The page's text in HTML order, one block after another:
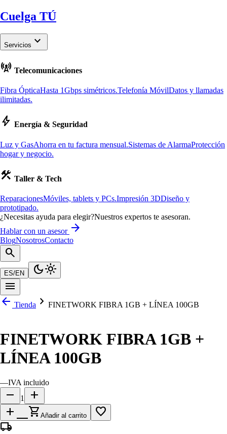
Cuelga TÚ
Servicios keyboard_arrow_down
cell_tower Telecomunicaciones
Fibra ÓpticaHasta 1Gbps simétricos.Telefonía MóvilDatos y llamadas
ilimitadas.
bolt Energía & Seguridad
Luz y GasAhorra en tu factura mensual.Sistemas de AlarmaProtección
hogar y negocio.
construction Taller & Tech
ReparacionesMóviles, tablets y PCs.Impresión 3DDiseño y
prototipado.
¿Necesitas ayuda para elegir?Nuestros expertos te asesoran.
Hablar con un asesor arrow_forward
BlogNosotrosContacto
search
ES/EN dark_modelight_mode
menu
arrow_back Tienda chevron_right FINETWORK FIBRA 1GB + LÍNEA 100GB
FINETWORK FIBRA 1GB +
LÍNEA 100GB
—IVA incluido
remove 1
add
add_shopping_cart Añadir al carrito
favorite_border
local_shipping